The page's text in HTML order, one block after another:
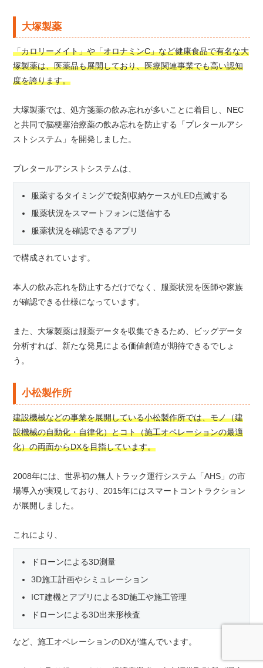
大塚製薬
「カロリーメイト」や「オロナミンC」など健康食品で有名な大
塚製薬は、医薬品も展開しており、医療関連事業でも高い認知
度を誇ります。
大塚製薬では、処方箋薬の飲み忘れが多いことに着目し、NEC
と共同で脳梗塞治療薬の飲み忘れを防止する「プレタールアシ
ストシステム」を開発しました。
プレタールアシストシステムは、
服薬するタイミングで錠剤収納ケースがLED点滅する
服薬状況をスマートフォンに送信する
服薬状況を確認できるアプリ
で構成されています。
本人の飲み忘れを防止するだけでなく、服薬状況を医師や家族
が確認できる仕様になっています。
また、大塚製薬は服薬データを収集できるため、ビッグデータ
分析すれば、新たな発見による価値創造が期待できるでしょ
う。
小松製作所
建設機械などの事業を展開している小松製作所では、モノ（建
設機械の自動化・自律化）とコト（施工オペレーションの最適
化）の両面からDXを目指しています。
2008年には、世界初の無人トラック運行システム「AHS」の市
場導入が実現しており、2015年にはスマートコントラクション
が展開しました。
これにより、
ドローンによる3D測量
3D施工計画やシミュレーション
ICT建機とアプリによる3D施工や施工管理
ドローンによる3D出来形検査
など、施工オペレーションのDXが進んでいます。